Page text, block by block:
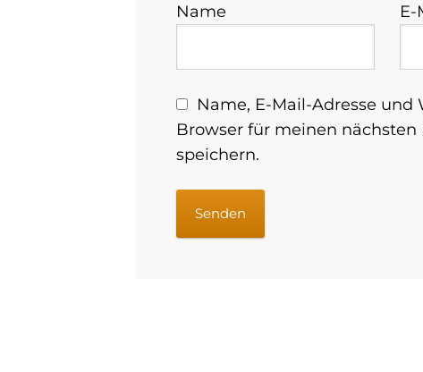
Name E-
Name, E-Mail-Adresse und
Browser für meinen
speichern.